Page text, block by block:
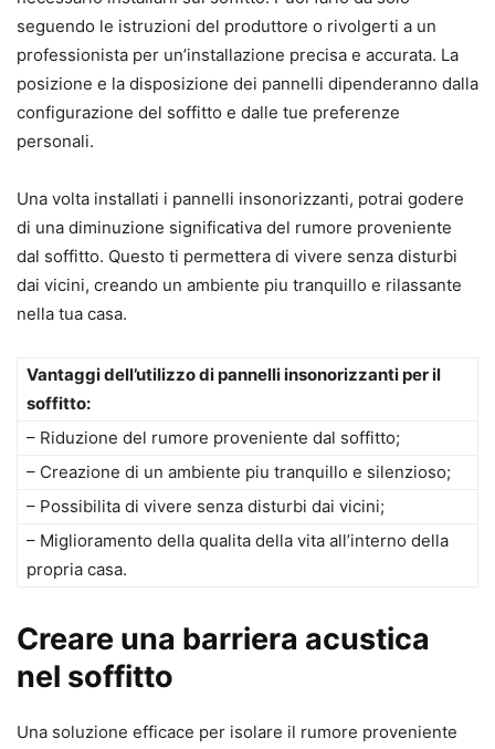
seguendo le istruzioni del produttore o rivolgerti a un
professionista per un’installazione precisa e accurata. La
posizione e la disposizione dei pannelli dipenderanno dalla
configurazione del soffitto e dalle tue preferenze
personali.
Una volta installati i pannelli insonorizzanti, potrai godere
di una diminuzione significativa del rumore proveniente
dal soffitto. Questo ti permettera di vivere senza disturbi
dai vicini, creando un ambiente piu tranquillo e rilassante
nella tua casa.
Vantaggi dell’utilizzo di pannelli insonorizzanti per il
soffitto:
– Riduzione del rumore proveniente dal soffitto;
– Creazione di un ambiente piu tranquillo e silenzioso;
– Possibilita di vivere senza disturbi dai vicini;
– Miglioramento della qualita della vita all’interno della
propria casa.
Creare una barriera acustica
nel soffitto
Una soluzione efficace per isolare il rumore proveniente